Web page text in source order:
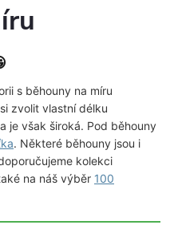
s běhouny na míru
zvolit vlastní délku
je však široká. Pod běhouny
. Některé běhouny jsou i
kolekci
na náš výběr 100